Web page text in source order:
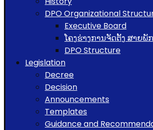
DPO Organizational
Executive Board
ໂຄງຮ່າງການຈັດຕັ້ງ ສາຍ
DPO Structure
Legislation
Decree
Decision
Announcements
Templates
Guidance and